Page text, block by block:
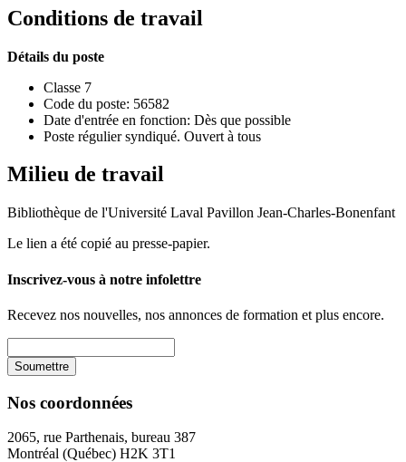
Conditions de travail
Détails du poste
Classe 7
Code du poste: 56582
Date d'entrée en fonction: Dès que possible
Poste régulier syndiqué. Ouvert à tous
Milieu de travail
Bibliothèque de l'Université Laval Pavillon Jean-Charles-Bonenfant
Le lien a été copié au presse-papier.
Inscrivez-vous à notre infolettre
Recevez nos nouvelles, nos annonces de formation et plus encore.
Nos coordonnées
2065, rue Parthenais, bureau 387
Montréal (Québec) H2K 3T1